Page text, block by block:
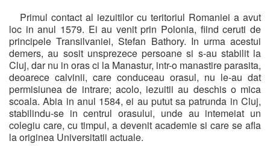
Primul contact al iezuitilor cu teritoriul Romaniei a avut
loc in anul 1579. Ei au venit prin Polonia, fiind ceruti de
principele Transilvaniei, Stefan Bathory. In urma acestui
demers, au sosit unsprezece persoane si s-au stabilit la
Cluj, dar nu in oras ci la Manastur, intr-o manastire parasita,
deoarece calvinii, care conduceau orasul, nu le-au dat
permisiunea de intrare; acolo, iezuitii au deschis o mica
scoala. Abia in anul 1584, ei au putut sa patrunda in Cluj,
stabilindu-se in centrul orasului, unde au intemeiat un
colegiu care, cu timpul, a devenit academie si care se afla
la originea Universitatii actuale.